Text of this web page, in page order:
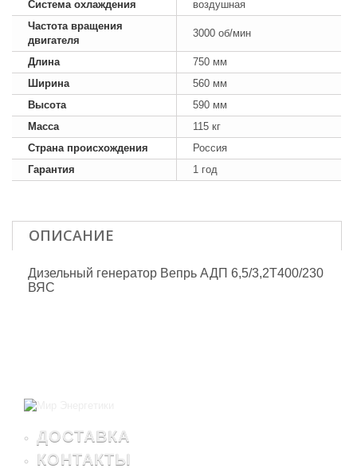
Система охлаждения
воздушная
Частота вращения
двигателя
3000 об/мин
Длина
750 мм
Ширина
560 мм
Высота
590 мм
Масса
115 кг
Страна происхождения
Россия
Гарантия
1 год
ОПИСАНИЕ
Дизельный генератор Вепрь АДП 6,5/3,2Т400/230
ВЯС
ДОСТАВКА
КОНТАКТЫ